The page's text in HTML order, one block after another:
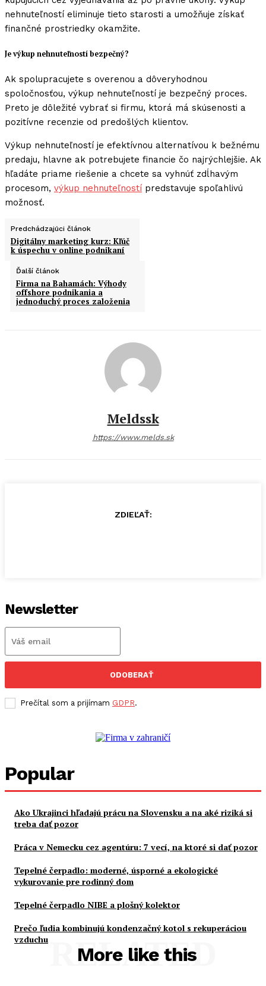
nehnuteľností eliminuje tieto starosti a umožňuje získať
finančné prostriedky okamžite.
Je výkup nehnuteľností bezpečný?
Ak spolupracujete s overenou a dôveryhodnou
spoločnosťou, výkup nehnuteľností je bezpečný proces.
Preto je dôležité vybrať si firmu, ktorá má skúsenosti a
pozitívne recenzie od predošlých klientov.
Výkup nehnuteľností je efektívnou alternatívou k bežnému
predaju, hlavne ak potrebujete financie čo najrýchlejšie. Ak
hľadáte priame riešenie a chcete sa vyhnúť zdĺhavým
procesom, výkup nehnuteľností predstavuje spoľahlivú
možnosť.
Predchádzajúci článok
Digitálny marketing kurz: Kľúč
k úspechu v online podnikaní
Ďalší článok
Firma na Bahamách: Výhody
offshore podnikania a
jednoduchý proces založenia
Meldssk
https://www.melds.sk
ZDIEĽAŤ:
Newsletter
ODOBERAŤ
Prečítal som a prijímam GDPR.
Popular
Ako Ukrajinci hľadajú prácu na Slovensku a na aké riziká si
treba dať pozor
Práca v Nemecku cez agentúru: 7 vecí, na ktoré si dať pozor
Tepelné čerpadlo: moderné, úsporné a ekologické
vykurovanie pre rodinný dom
Tepelné čerpadlo NIBE a plošný kolektor
Prečo ľudia kombinujú kondenzačný kotol s rekuperáciou
vzduchu
More like this
RELATED